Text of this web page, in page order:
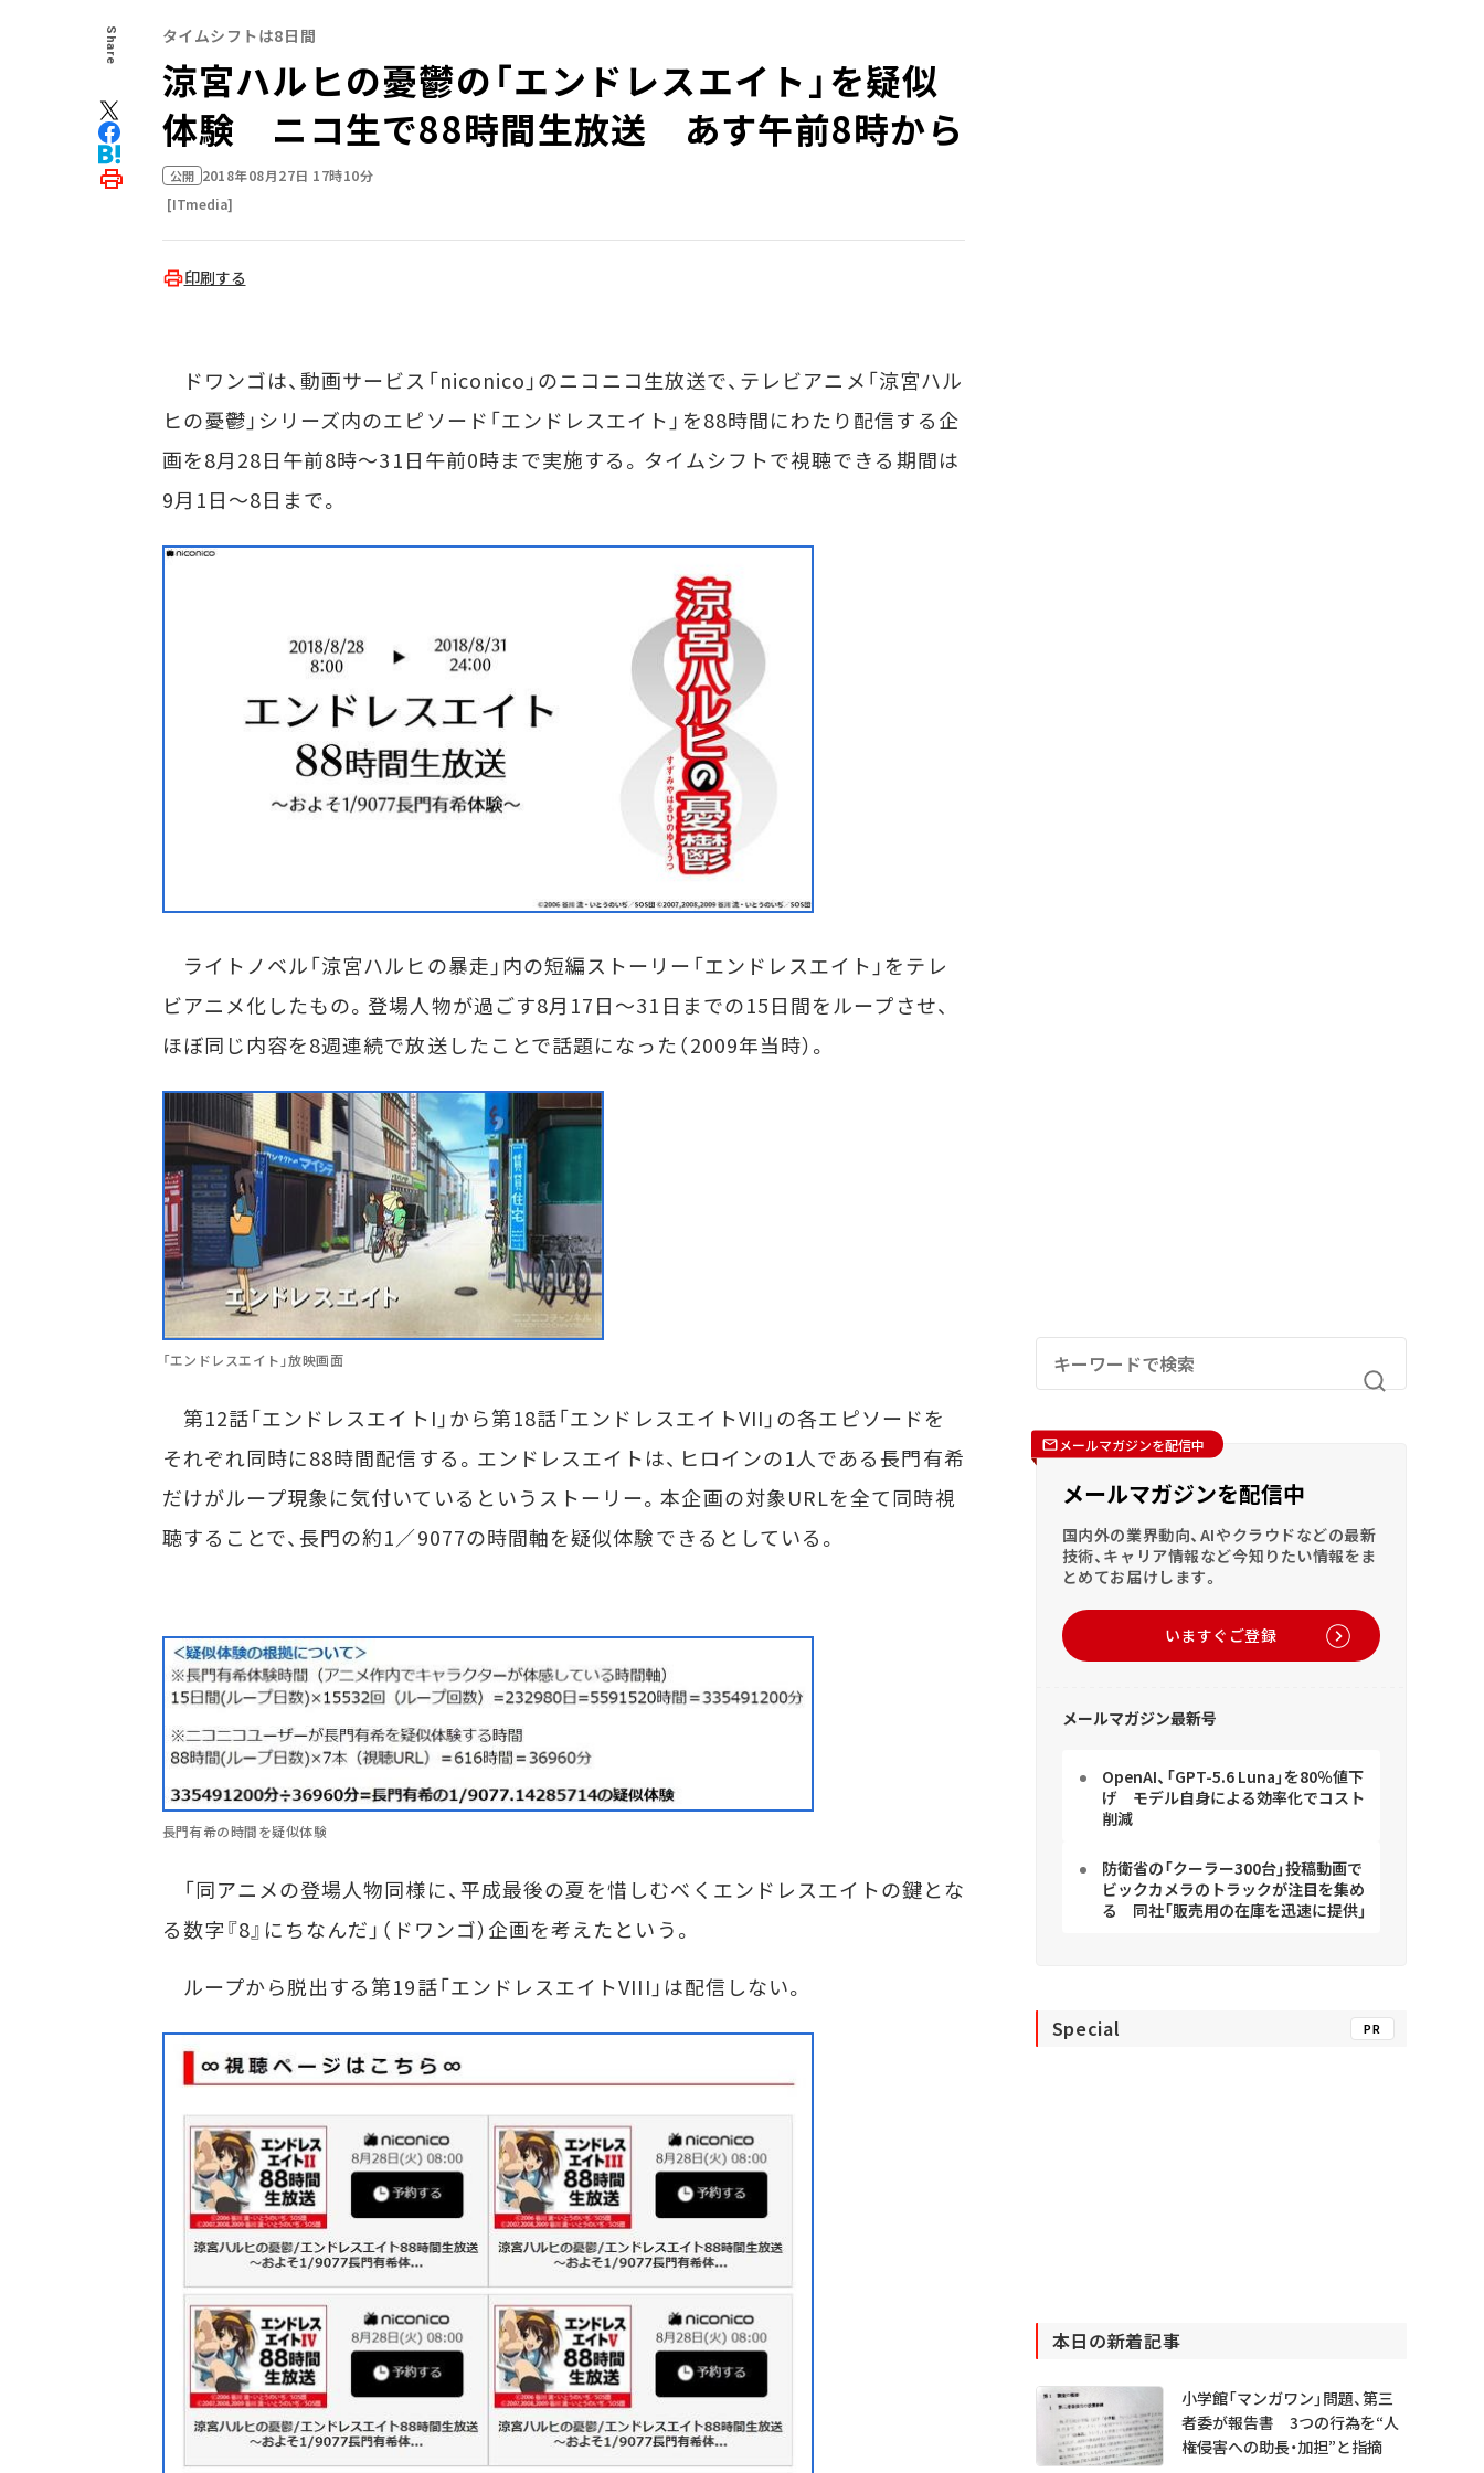
Share タイムシフトは8日間
涼宮ハルヒの憂鬱の「エンドレスエイト」を疑似
体験 ニコ生で88時間生放送 あす午前8時から
公開 2018年08月27日 17時10分
[ITmedia]
印刷する
ドワンゴは、動画サービス「niconico」のニコニコ生放送で、テレビアニメ「涼宮ハル
ヒの憂鬱」シリーズ内のエピソード「エンドレスエイト」を88時間にわたり配信する企
画を8月28日午前8時～31日午前0時まで実施する。タイムシフトで視聴できる期間は
9月1日～8日まで。
ライトノベル「涼宮ハルヒの暴走」内の短編ストーリー「エンドレスエイト」をテレ
ビアニメ化したもの。登場人物が過ごす8月17日～31日までの15日間をループさせ、
ほぼ同じ内容を8週連続で放送したことで話題になった（2009年当時）。
「エンドレスエイト」放映画面
第12話「エンドレスエイトI」から第18話「エンドレスエイトVII」の各エピソードを
それぞれ同時に88時間配信する。エンドレスエイトは、ヒロインの1人である長門有希
だけがループ現象に気付いているというストーリー。本企画の対象URLを全て同時視
聴することで、長門の約1／9077の時間軸を疑似体験できるとしている。
長門有希の時間を疑似体験
「同アニメの登場人物同様に、平成最後の夏を惜しむべくエンドレスエイトの鍵とな
る数字『8』にちなんだ」（ドワンゴ）企画を考えたという。
ループから脱出する第19話「エンドレスエイトVIII」は配信しない。
メールマガジンを配信中
メールマガジンを配信中
国内外の業界動向、AIやクラウドなどの最新
技術、キャリア情報など今知りたい情報をま
とめてお届けします。
いますぐご登録
メールマガジン最新号
OpenAI、「GPT-5.6 Luna」を80％値下
げ モデル自身による効率化でコスト
削減
防衛省の「クーラー300台」投稿動画で
ビックカメラのトラックが注目を集め
る 同社「販売用の在庫を迅速に提供」
Special PR
本日の新着記事
小学館「マンガワン」問題、第三
者委が報告書 3つの行為を“人
権侵害への助長・加担”と指摘